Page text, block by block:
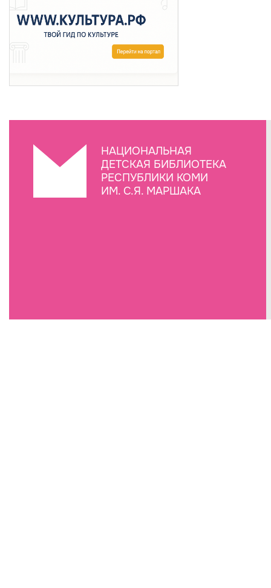
НАЦИОНАЛЬНАЯ
ДЕТСКАЯ БИБЛИОТЕКА
РЕСПУБЛИКИ КОМИ
ИМ. С.Я. МАРШАКА